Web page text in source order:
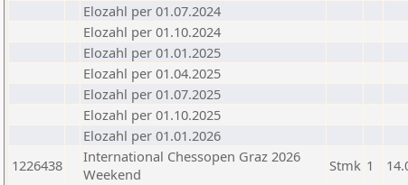
Elozahl per 01.07.2024
Elozahl per 01.10.2024
Elozahl per 01.01.2025
Elozahl per 01.04.2025
Elozahl per 01.07.2025
Elozahl per 01.10.2025
Elozahl per 01.01.2026
1226438
International Chessopen Graz 2026
Weekend
Stmk 1